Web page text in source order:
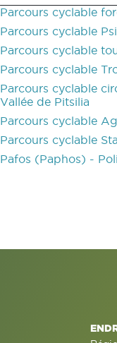
Parcours cyclable
Parcours cyclable
Parcours cyclable
Parcours cyclable
Parcours cyclable
Vallée de Pitsilia
Parcours cyclable
Parcours cyclable
Pafos (Paphos) -